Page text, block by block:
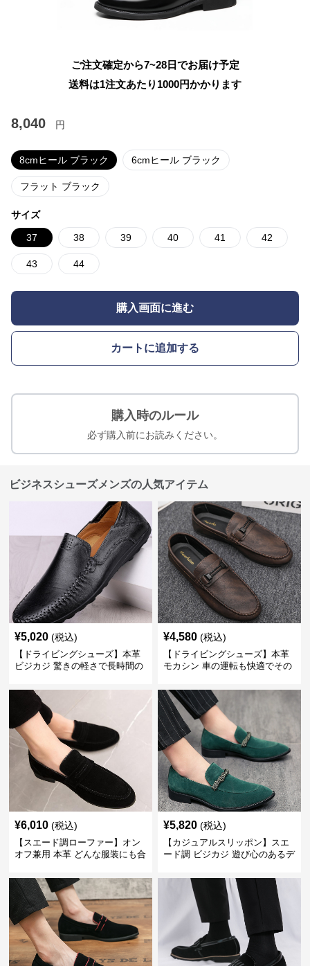
ご注文確定から7~28日でお届け予定
送料は1注文あたり 1000円かかります
8,040 円
8cmヒール ブラック 6cmヒール ブラック
フラット ブラック
サイズ
37 38 39 40 41 42
43 44
購入画面に進む
カートに追加する
購入時のルール
必ず購入前にお読みください。
ビジネスシューズメンズの人気アイテム
¥5,020 (税込)
【ドライビングシューズ】本革
ビジカジ 驚きの軽さで長時間の
¥4,580 (税込)
【ドライビングシューズ】本革
モカシン 車の運転も快適でその
¥6,010 (税込)
【スエード調ローファー】オン
オフ兼用 本革 どんな服装にも合
供
¥5,820 (税込)
【カジュアルスリッポン】スエ
ード調 ビジカジ 遊び心のあるデ
表現